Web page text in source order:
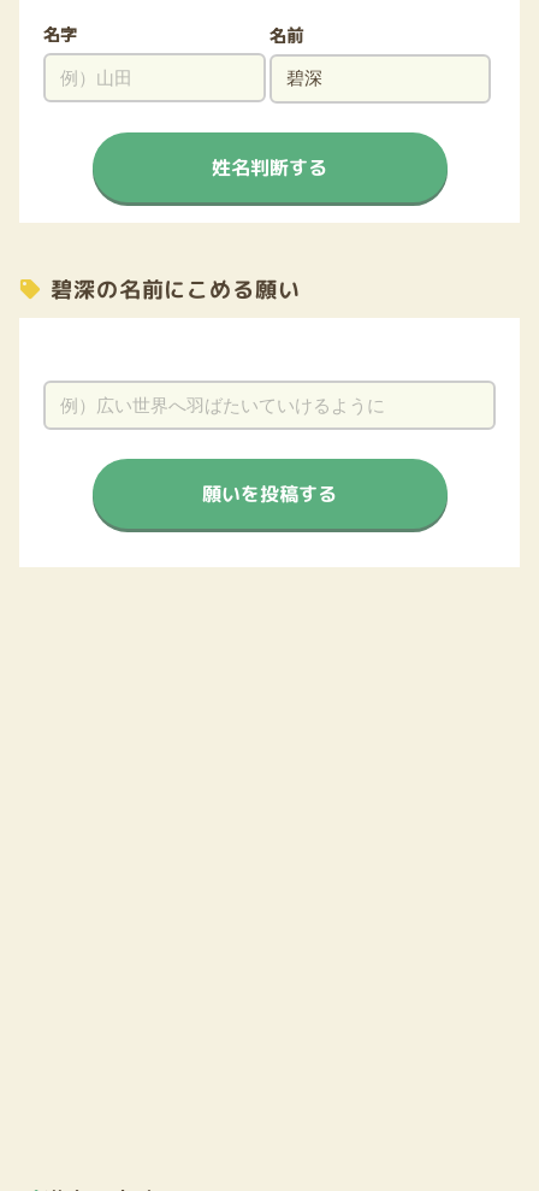
名字 名前
姓名判断する
碧深の名前にこめる願い
願いを投稿する